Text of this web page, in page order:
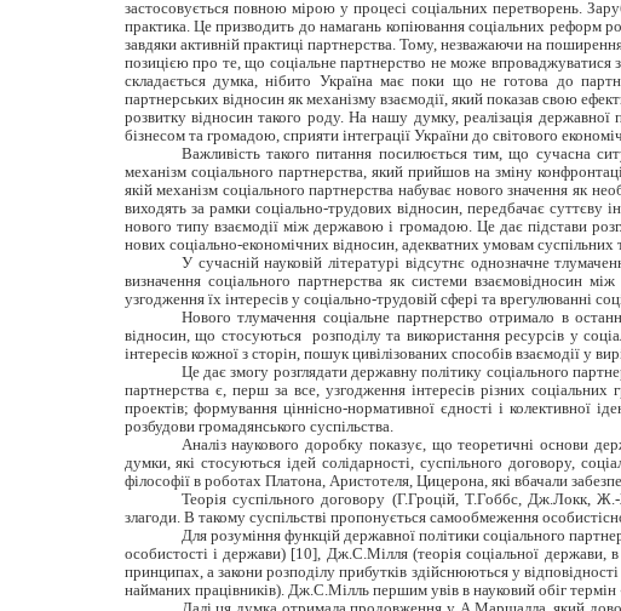
застосовується повною мірою у процесі соціальних перетворень.
практика. Це призводить до намагань копіювання соціальних реформ
завдяки активній практиці партнерства. Тому, незважаючи на
позицією про те, що соціальне партнерство не може впроваджуватися
складається думка, нібито Україна має поки що не готова до
партнерських відносин як механізму взаємодії, який показав свою
розвитку відносин такого роду. На нашу думку, реалізація
бізнесом та громадою, сприяти інтеграції України до світового
Важливість такого питання посилюється тим, що сучасна
механізм соціального партнерства, який прийшов на зміну
якій механізм соціального партнерства набуває нового значення як
виходять за рамки соціально-трудових відносин, передбачає суттєву
нового типу взаємодії між державою і громадою. Це дає підстави
нових соціально-економічних відносин, адекватних умовам суспільних
У сучасній науковій літературі відсутнє однозначне
визначення соціального партнерства як системи взаємовідносин
узгодження їх інтересів у соціально-трудовій сфері та врегулюванні
Нового тлумачення соціальне партнерство отримало в
відносин, що стосуються розподілу та використання ресурсів у
інтересів кожної з сторін, пошук цивілізованих способів взаємодії у
Це дає змогу розглядати державну політику соціального
партнерства є, перш за все, узгодження інтересів різних соціальних
проектів; формування ціннісно-нормативної єдності і колективної
розбудови громадянського суспільства.
Аналіз наукового доробку показує, що теоретичні основи
думки, які стосуються ідей солідарності, суспільного договору,
філософії в роботах Платона, Аристотеля, Цицерона, які вбачали
Теорія суспільного договору (Г.Гроцій, Т.Гоббс, Дж.Локк,
злагоди. В такому суспільстві пропонується самообмеження
Для розуміння функцій державної політики соціального
особистості і держави) [10], Дж.С.Мілля (теорія соціальної держави,
принципах, а закони розподілу прибутків здійснюються у
найманих працівників). Дж.С.Мілль першим увів в науковий обіг